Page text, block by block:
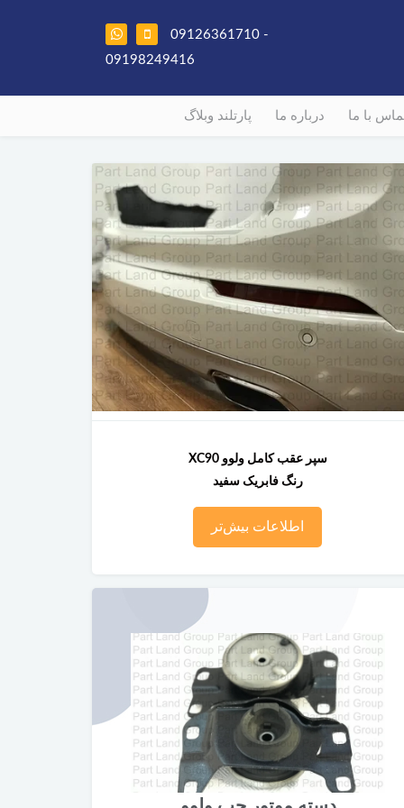
09126361710 -
09198249416
با ما درباره ما پارتلند وبلاگ
سپر عقب کامل ولوو XC90
رنگ فابریک سفید
اطلاعات بیش‌تر